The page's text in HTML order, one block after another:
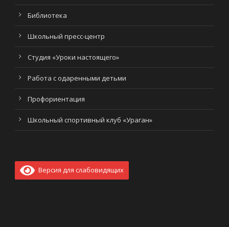
Библиотека
Школьный пресс-центр
Студия «Уроки настоящего»
Работа с одаренными детьми
Профориентация
Школьный спортивный клуб «Ураган»
Версия для слабовидящих